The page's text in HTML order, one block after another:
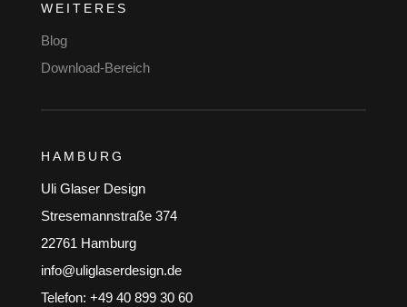
WEITERES
Blog
Download-Bereich
HAMBURG
Uli Glaser Design
Stresemannstraße 374
22761 Hamburg
info@uliglaserdesign.de
Telefon: +49 40 899 30 60